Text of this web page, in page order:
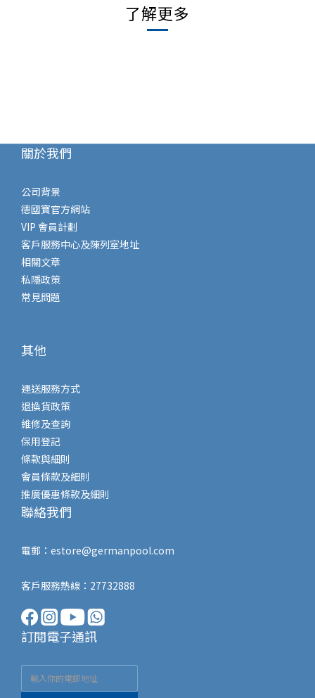
了解更多
關於我們
公司背景
德國寶官方網站
VIP 會員計劃
客戶服務中心及陳列室地址
相關文章
私隱政策
常見問題
其他
運送服務方式
退換貨政策
維修及查詢
保用登記
條款與細則
會員條款及細則
推廣優惠條款及細則
聯絡我們
電郵： estore@germanpool.com
客戶服務熱線：27732888
訂閱電子通訊